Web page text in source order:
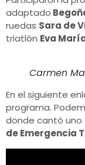
adaptado
ruedas Sara de
triatlón Eva
Carmen
En el siguiente
programa.
donde cantó uno
de Emergencia